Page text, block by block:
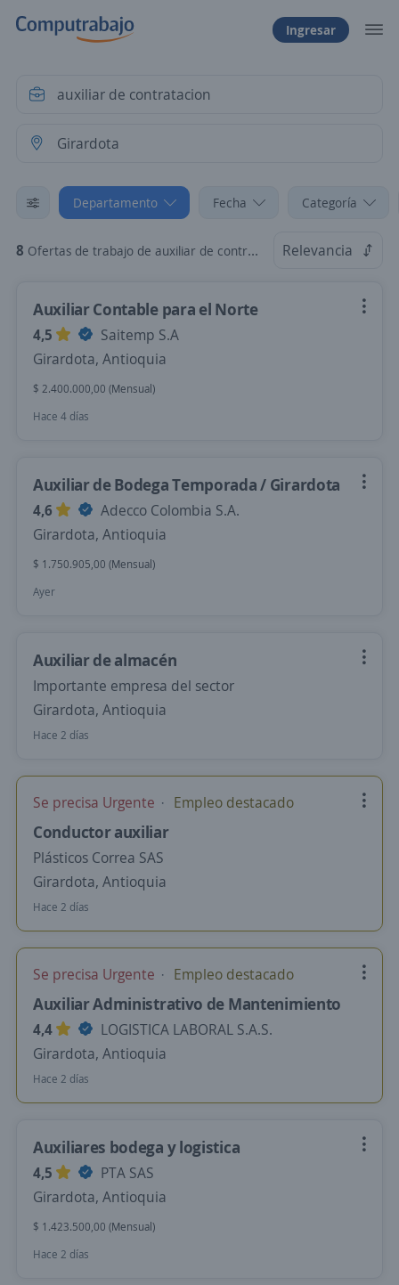
Ingresar
Departamento Fecha Categoría
8 Ofertas de trabajo de auxiliar de contratacion en Girardota, Antioquia Relevancia
Auxiliar Contable para el Norte
4,5
Saitemp S.A
Girardota, Antioquia
$ 2.400.000,00 (Mensual)
Hace 4 días
Auxiliar de Bodega Temporada / Girardota
4,6
Adecco Colombia S.A.
Girardota, Antioquia
$ 1.750.905,00 (Mensual)
Ayer
Auxiliar de almacén
Importante empresa del sector
Girardota, Antioquia
Hace 2 días
Se precisa Urgente Empleo destacado
Conductor auxiliar
Plásticos Correa SAS
Girardota, Antioquia
Hace 2 días
Se precisa Urgente Empleo destacado
Auxiliar Administrativo de Mantenimiento
4,4
LOGISTICA LABORAL S.A.S.
Girardota, Antioquia
Hace 2 días
Auxiliares bodega y logistica
4,5
PTA SAS
Girardota, Antioquia
$ 1.423.500,00 (Mensual)
Hace 2 días